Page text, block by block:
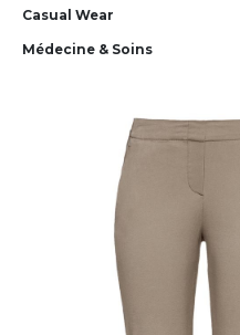
Casual Wear
Médecine & Soins